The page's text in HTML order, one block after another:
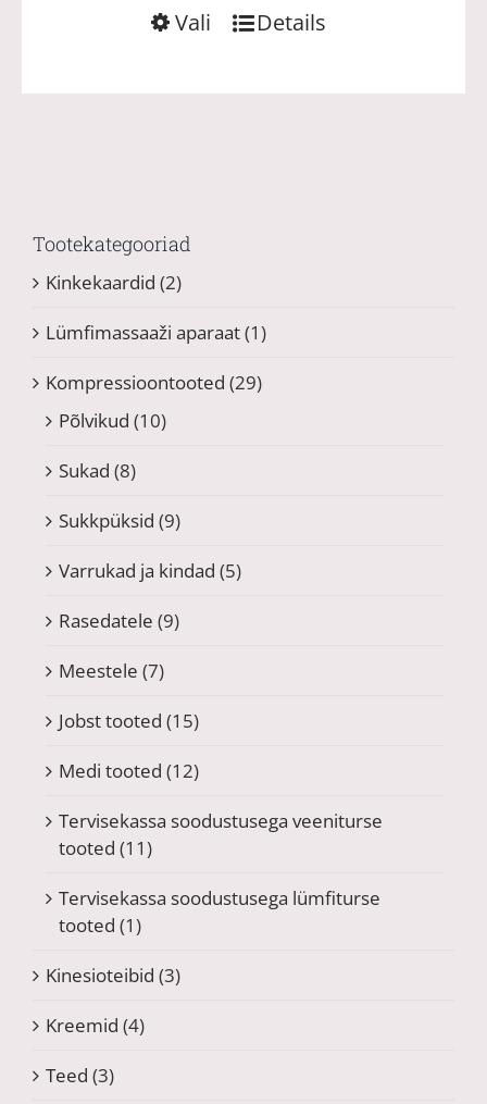
Vali
SellelDetails
Tootekategooriad
Kinkekaardid (2)
Lümfimassaaži aparaat(1)
Kompressioontooted (29)
Põlvikud (10)
Sukad (8)
Sukkpüksid (9)
Varrukad ja kindad (5)
Rasedatele (9)
Meestele (7)
Jobst tooted (15)
Medi tooted (12)
Tervisekassa soodustusega veeniturse
tooted (11)
Tervisekassa soodustusega lümfiturse
tooted (1)
Kinesioteibid (3)
Kreemid (4)
Teed (3)